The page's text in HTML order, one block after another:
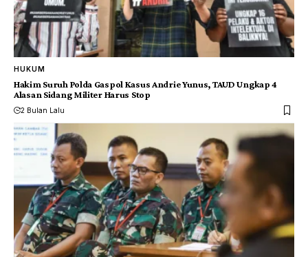
HUKUM
Hakim Suruh Polda Gaspol Kasus Andrie Yunus, TAUD Ungkap 4
Alasan Sidang Militer Harus Stop
2 Bulan Lalu